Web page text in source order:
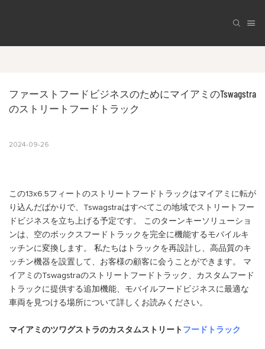
ファーストフードビジネスのためにマイアミのTswagstra
のストリートフードトラック
2024-09-26
この13x6.5フィートのストリートフードトラックはマイアミに転が
り込んだばかりで、Tswagstraはすべてこの地域でストリートフー
ドビジネスを立ち上げる予定です。 このターンキーソリューショ
ンは、空のボックスフードトラックを完全に機能するモバイルキ
ッチンに変換します。 私たちはトラックを再設計し、高品質のキ
ッチン機器を設置して、お客様の顧客に会うことができます。 マ
イアミのTswagstraのストリートフードトラック、カスタムフード
トラックに提供する追加機能、モバイルフードビジネスに最適な
車両を見つける場所について詳しくお読みください。
マイアミのツワグストラのカスタムストリート フードトラック